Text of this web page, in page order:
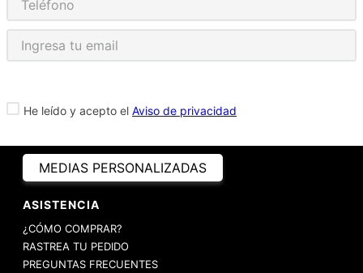
He leído y acepto el Aviso de privacidad
MEDIAS PERSONALIZADAS
ASISTENCIA
¿CÓMO COMPRAR?
RASTREA TU PEDIDO
PREGUNTAS FRECUENTES